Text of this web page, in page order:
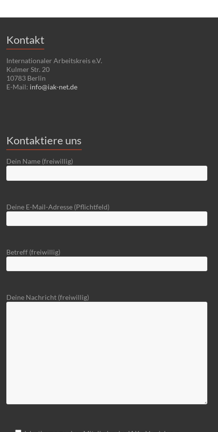
Kontakt
Internationaler Arbeitskreis e.V.
Kulmer Str. 20
10783 Berlin
E-Mail: info@iak-net.de
Kontaktiere uns
Dein Name (freiwillig)
Deine E-Mail-Adresse (Pflichtfeld)
Betreff (freiwillig)
Deine Nachricht (freiwillig)